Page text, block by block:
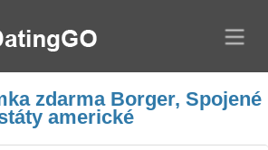
zdarma Borger, Spojené
americké